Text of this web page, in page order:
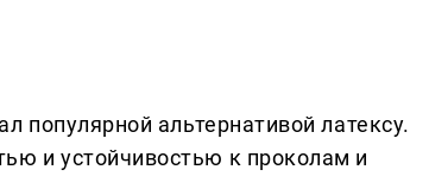
популярной альтернативой латексу.
и устойчивостью к проколам и